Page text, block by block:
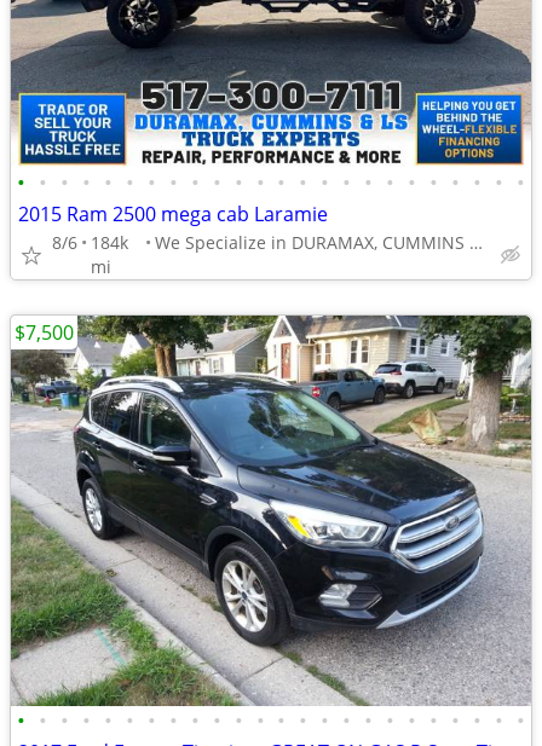
• • • • • • • • • • • • • • • • • • • • • • • •
2015 Ram 2500 mega cab Laramie
8/6
184k
mi
We Specialize in DURAMAX, CUMMINS & LS TRUCKS
• • • • • • • • • • • • • • • • • • • • • • • •
$7,500